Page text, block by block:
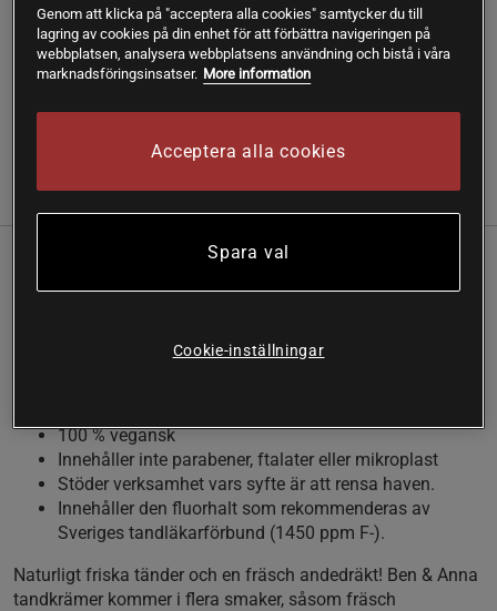
SKU #A1360-13R | EAN4260491223043
Tandkräm med smak av tropikerna
innehåller effektiv kokosolja som har antibakteriella
bidrar till att bromsa försämring av emaljen, lugna
100 % vegansk
Innehåller inte parabener, ftalater eller mikroplast
Stöder verksamhet vars syfte är att rensa haven.
Innehåller den fluorhalt som rekommenderas av
Sveriges tandläkarförbund (1450 ppm F-).
Naturligt friska tänder och en fräsch andedräkt! Ben & Anna
tandkrämer kommer i flera smaker, såsom fräsch
Genom att klicka på "acceptera alla cookies" samtycker du till
lagring av cookies på din enhet för att förbättra navigeringen på
webbplatsen, analysera webbplatsens användning och bistå i våra
marknadsföringsinsatser. More information
Acceptera alla cookies
Spara val
Cookie-inställningar